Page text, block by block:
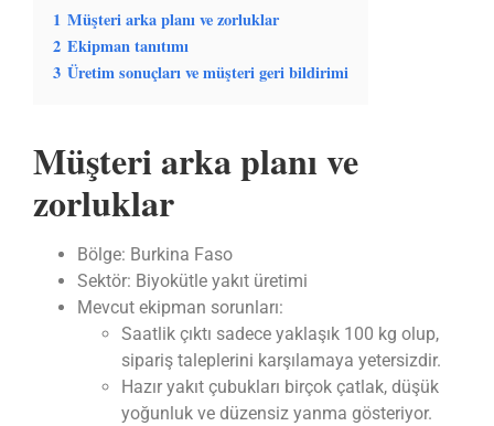
1 Müşteri arka planı ve zorluklar
2 Ekipman tanıtımı
3 Üretim sonuçları ve müşteri geri bildirimi
Müşteri arka planıve
zorluklar
Bölge: Burkina Faso
Sektör: Biyokütle yakıt üretimi
Mevcut ekipman sorunları:
Saatlik çıktı sadece yaklaşık 100 kg olup,
sipariş taleplerini karşılamaya yetersizdir.
Hazır yakıt çubukları birçok çatlak, düşük
yoğunluk ve düzensiz yanma gösteriyor.